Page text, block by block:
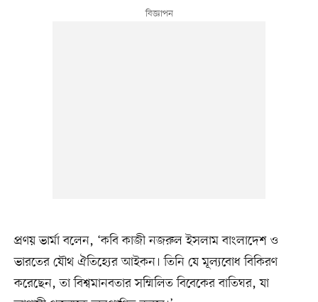
প্রণয় ভার্মা বলেন, ‘কবি কাজী নজরুল ইসলাম বাংলাদেশ ও
ভারতের যৌথ ঐতিহ্যের আইকন। তিনি যে মূল্যবোধ বিকিরণ
করেছেন, তা বিশ্বমানবতার সম্মিলিত বিবেকের বাতিঘর, যা